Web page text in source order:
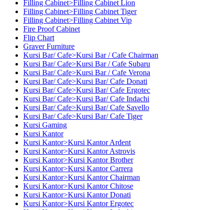
Filling Cabinet>Filling Cabinet Lion
Filling Cabinet>Filling Cabinet Tiger
Filling Cabinet>Filling Cabinet Vip
Fire Proof Cabinet
Flip Chart
Graver Furniture
Kursi Bar/ Cafe>Kursi Bar / Cafe Chairman
Kursi Bar/ Cafe>Kursi Bar / Cafe Subaru
Kursi Bar/ Cafe>Kursi Bar / Cafe Verona
Kursi Bar/ Cafe>Kursi Bar/ Cafe Donati
Kursi Bar/ Cafe>Kursi Bar/ Cafe Ergotec
Kursi Bar/ Cafe>Kursi Bar/ Cafe Indachi
Kursi Bar/ Cafe>Kursi Bar/ Cafe Savello
Kursi Bar/ Cafe>Kursi Bar/ Cafe Tiger
Kursi Gaming
Kursi Kantor
Kursi Kantor>Kursi Kantor Ardent
Kursi Kantor>Kursi Kantor Astrovis
Kursi Kantor>Kursi Kantor Brother
Kursi Kantor>Kursi Kantor Carrera
Kursi Kantor>Kursi Kantor Chairman
Kursi Kantor>Kursi Kantor Chitose
Kursi Kantor>Kursi Kantor Donati
Kursi Kantor>Kursi Kantor Ergotec